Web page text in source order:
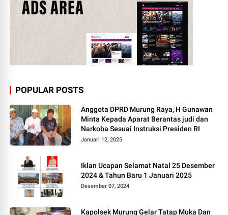
POPULAR POSTS
Anggota DPRD Murung Raya, H Gunawan
Minta Kepada Aparat Berantas judi dan
Narkoba Sesuai Instruksi Presiden RI
Januari 12, 2025
Iklan Ucapan Selamat Natal 25 Desember
2024 & Tahun Baru 1 Januari 2025
Desember 07, 2024
Kapolsek Murung Gelar Tatap Muka Dan